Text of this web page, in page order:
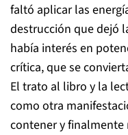
faltó aplicar las
destrucción que dejó
había interés en
crítica, que se
El trato al libro y la
como otra
contener y